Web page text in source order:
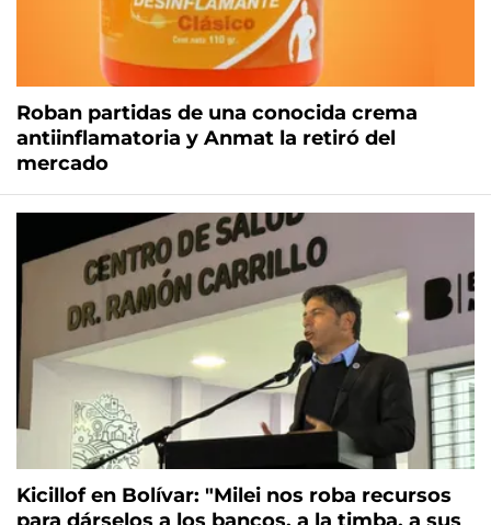
Roban partidas de una conocida crema
antiinflamatoria y Anmat la retiró del
mercado
Kicillof en Bolívar: "Milei nos roba recursos